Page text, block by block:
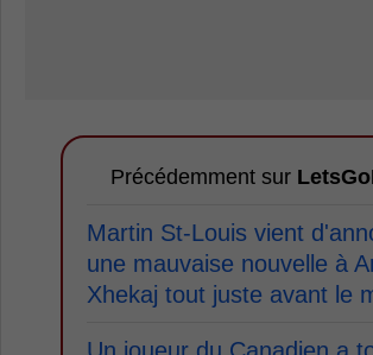
Précédemment sur
Martin St-Louis vient
une mauvaise nouvelle à
Xhekaj tout juste avant le